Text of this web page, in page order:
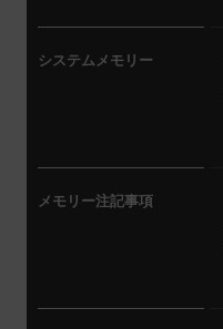
システムメモリー
メモリー注記事項